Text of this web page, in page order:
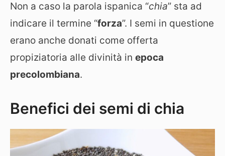
Non a caso la parola ispanica “chia” sta ad
indicare il termine “forza”. I semi in questione
erano anche donati come offerta
propiziatoria alle divinità in epoca
precolombiana.
Benefici dei semi di chia